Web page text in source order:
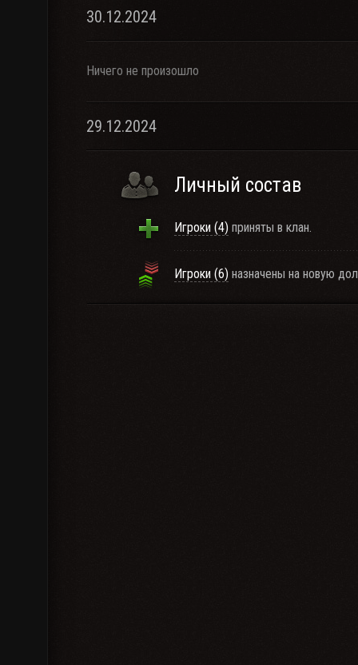
30.12.2024
Ничего не произошло
29.12.2024
Личный состав
Игроки (4) приняты в клан.
Игроки (6) назначены на новую